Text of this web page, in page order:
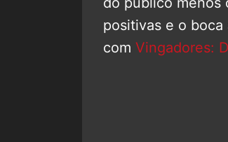
positivas e o
com Vingadores: